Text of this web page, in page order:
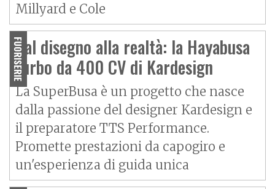
Millyard e Cole
FUORISERIE
Dal disegno alla realtà: la Hayabusa
turbo da 400 CV di Kardesign
La SuperBusa è un progetto che nasce
dalla passione del designer Kardesign e
il preparatore TTS Performance.
Promette prestazioni da capogiro e
un'esperienza di guida unica